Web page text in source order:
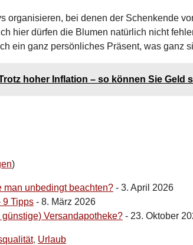
organisieren, bei denen der Schenkende
hier dürfen die Blumen natürlich nicht
ein ganz persönliches Präsent, was ganz
hoher Inflation – so können Sie Geld
)
man unbedingt beachten? - 3. April 2026
9 Tipps - 8. März 2026
Versandapotheke? - 23. Oktober
, Urlaub